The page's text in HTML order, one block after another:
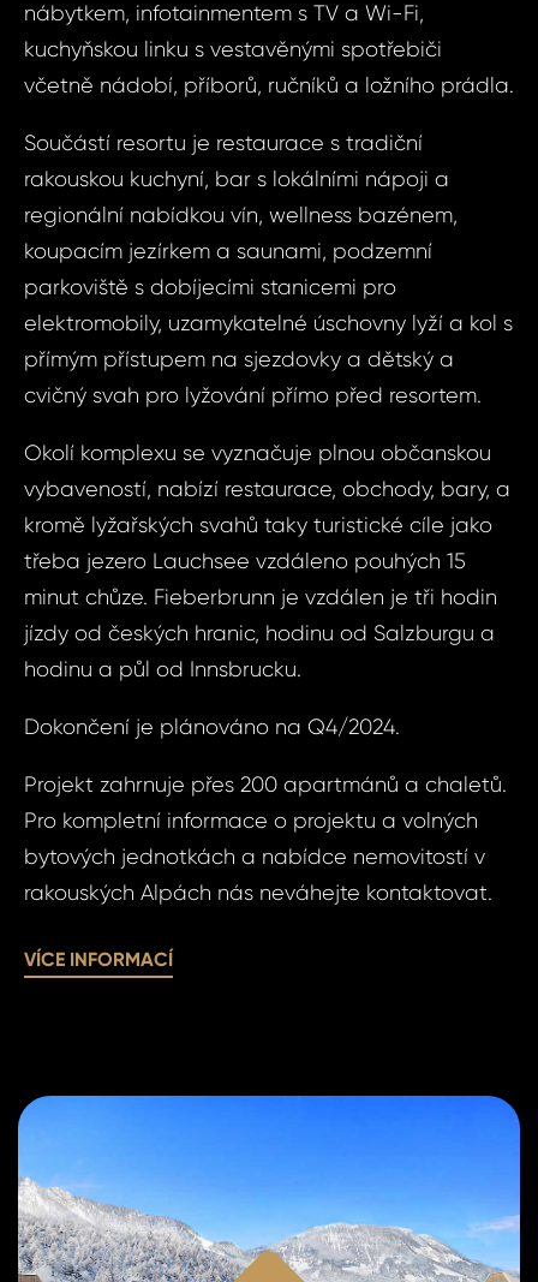
nábytkem, infotainmentem s TV a Wi-Fi,
kuchyňskou linku s vestavěnými spotřebiči
včetně nádobí, příborů, ručníků a ložního prádla.
Součástí resortu je restaurace s tradiční
rakouskou kuchyní, bar s lokálními nápoji a
regionální nabídkou vín, wellness bazénem,
koupacím jezírkem a saunami, podzemní
parkoviště s dobíjecími stanicemi pro
elektromobily, uzamykatelné úschovny lyží a kol s
přímým přístupem na sjezdovky a dětský a
cvičný svah pro lyžování přímo před resortem.
Okolí komplexu se vyznačuje plnou občanskou
vybaveností, nabízí restaurace, obchody, bary, a
kromě lyžařských svahů taky turistické cíle jako
třeba jezero Lauchsee vzdáleno pouhých 15
minut chůze. Fieberbrunn je vzdálen je tři hodin
jízdy od českých hranic, hodinu od Salzburgu a
hodinu a půl od Innsbrucku.
Dokončení je plánováno na Q4/2024.
Projekt zahrnuje přes 200 apartmánů a chaletů.
Pro kompletní informace o projektu a volných
bytových jednotkách a nabídce nemovitostí v
rakouských Alpách nás neváhejte kontaktovat.
VÍCE INFORMACÍ
ID1681 - Byt
Čas
údajů.
2+kk,
se